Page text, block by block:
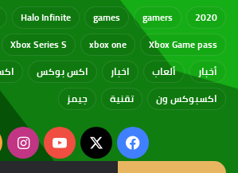
2020
gamers
games
Halo Infinite
Xbox Game pass
xbox one
Xbox Series S
أخبار
ألعاب اخبار اكس بوكس
اكسبوكس ون
تقنية جيمز
فيسبوك
‫X
‫YouTube